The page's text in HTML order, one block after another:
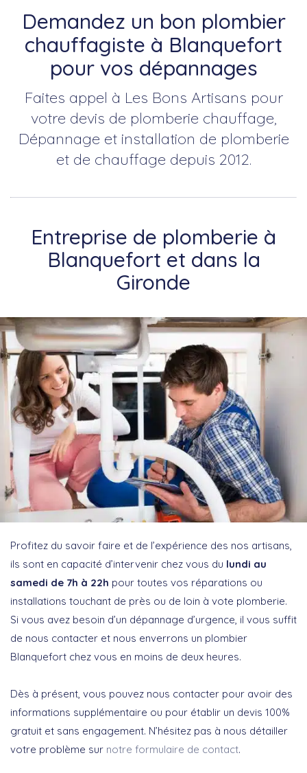
Demandez un bon plombier
chauffagiste à Blanquefort
pour vos dépannages
Faites appel à Les Bons Artisans pour
votre devis de plomberie chauffage,
Dépannage et installation de plomberie
et de chauffage depuis 2012.
Entreprise de plomberie à
Blanquefort et dans la
Gironde
Profitez du savoir faire et de l’expérience des nos artisans,
ils sont en capacité d’intervenir chez vous du lundi au
samedi de 7h à 22h pour toutes vos réparations ou
installations touchant de près ou de loin à vote plomberie.
Si vous avez besoin d’un dépannage d’urgence, il vous suffit
de nous contacter et nous enverrons un plombier
Blanquefort chez vous en moins de deux heures.
Dès à présent, vous pouvez nous contacter pour avoir des
informations supplémentaire ou pour établir un devis 100%
gratuit et sans engagement. N’hésitez pas à nous détailler
votre problème sur notre formulaire de contact.